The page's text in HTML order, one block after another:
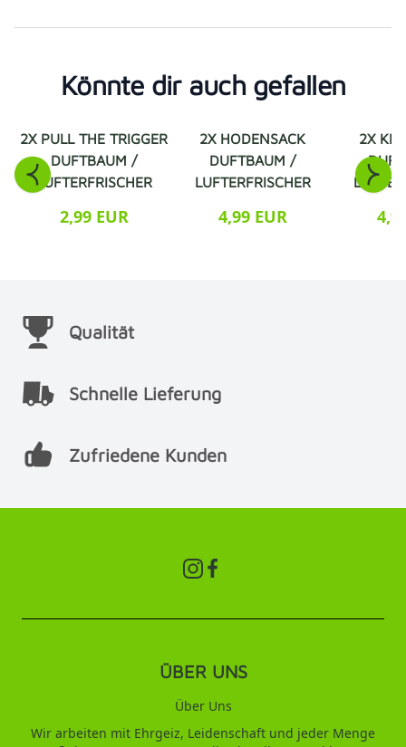
Könnte dir auch gefallen
2X PULL THE TRIGGER
DUFTBAUM /
LUFTERFRISCHER
2,99 EUR
2X HODENSACK
DUFTBAUM /
LUFTERFRISCHER
4,99 EUR
2X
Qualität
Schnelle Lieferung
Zufriedene Kunden
ÜBER UNS
Über Uns
Wir arbeiten mit Ehrgeiz, Leidenschaft und jeder Menge